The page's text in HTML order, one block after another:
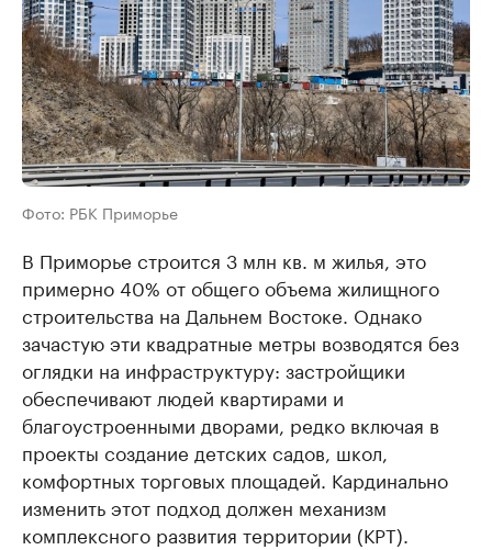
Фото: РБК Приморье
В Приморье строится 3 млн кв. м жилья, это
примерно 40% от общего объема жилищного
строительства на Дальнем Востоке. Однако
зачастую эти квадратные метры возводятся без
оглядки на инфраструктуру: застройщики
обеспечивают людей квартирами и
благоустроенными дворами, редко включая в
проекты создание детских садов, школ,
комфортных торговых площадей. Кардинально
изменить этот подход должен механизм
комплексного развития территории (КРТ).